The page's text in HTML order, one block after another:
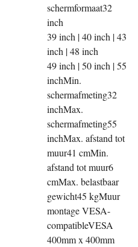
schermformaat32
inch
39 inch | 40 inch | 43
inch | 48 inch
49 inch | 50 inch | 55
inchMin.
schermafmeting32
inchMax.
schermafmeting55
inchMax. afstand tot
muur41 cmMin.
afstand tot muur6
cmMax. belastbaar
gewicht45 kgMuur
montage VESA-
compatibleVESA
400mm x 400mm